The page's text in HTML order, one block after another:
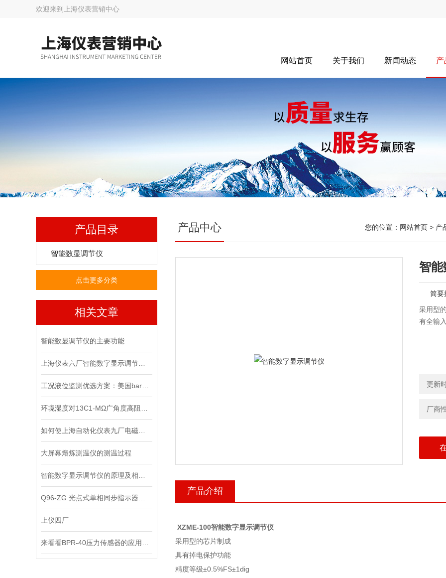
欢迎来到 上海仪表营销中心
网站首页 关于我们 新闻动态 产
产品目录
智能数显调节仪
点击更多分类
相关文章
智能数显调节仪的主要功能
大屏幕熔炼测温仪的测温过程
上仪四厂
产品中心 您的位置： 网站首页 > 产
智能
简要
采用型
有全输
更新
厂商
产品介绍
XZME-100智能数字显示调节仪
采用型的芯片制成
具有掉电保护功能
精度等级±0.5%FS±1dig